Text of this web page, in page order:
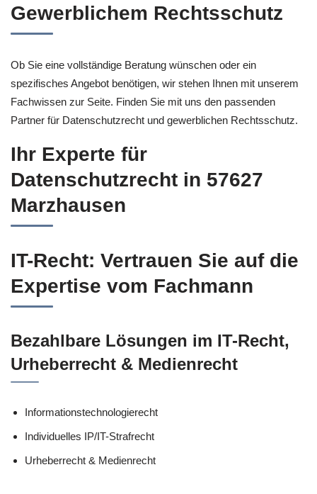
Gewerblichem Rechtsschutz
Ob Sie eine vollständige Beratung wünschen oder ein
spezifisches Angebot benötigen, wir stehen Ihnen mit unserem
Fachwissen zur Seite. Finden Sie mit uns den passenden
Partner für Datenschutzrecht und gewerblichen Rechtsschutz.
Ihr Experte für
Datenschutzrecht in 57627
Marzhausen
IT-Recht: Vertrauen Sie auf die
Expertise vom Fachmann
Bezahlbare Lösungen im IT-Recht,
Urheberrecht & Medienrecht
Informationstechnologierecht
Individuelles IP/IT-Strafrecht
Urheberrecht & Medienrecht